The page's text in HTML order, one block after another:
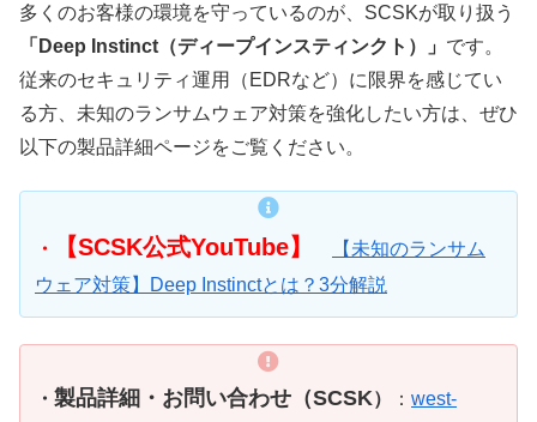
多くのお客様の環境を守っているのが、SCSKが取り扱う
「Deep Instinct（ディープインスティンクト）」 です。
従来のセキュリティ運用（EDRなど）に限界を感じてい
る方、未知のランサムウェア対策を強化したい方は、ぜひ
以下の製品詳細ページをご覧ください。
・ 【SCSK公式YouTube】
【未知のランサム
ウェア対策】Deep Instinctとは？3分解説
・ 製品詳細・お問い合わせ（SCSK） ： west-